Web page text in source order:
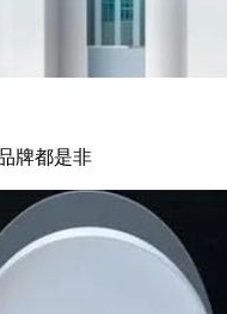
牌都是非